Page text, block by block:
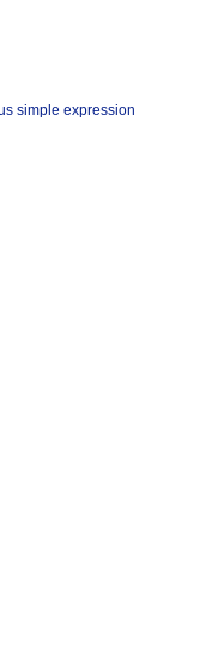
simple expression